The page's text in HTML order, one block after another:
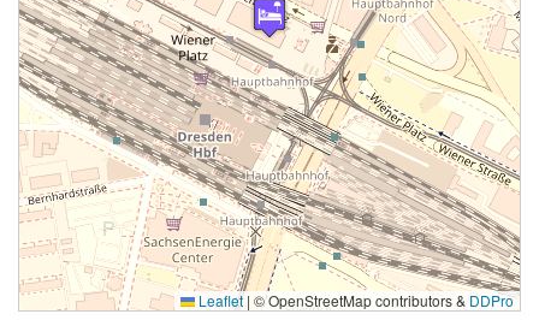
Leaflet | © OpenStreetMap contributors & DDPro